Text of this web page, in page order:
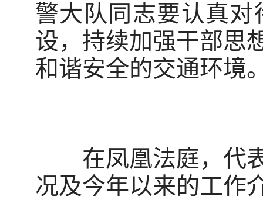
警大队同志要认真
设，持续加强干部思
和谐安全的交通环境
在凤凰法庭，代表
况及今年以来的工作